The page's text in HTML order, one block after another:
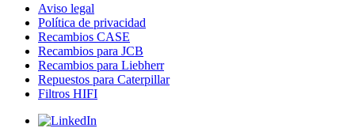
Aviso legal
Política de privacidad
Recambios CASE
Recambios para JCB
Recambios para Liebherr
Repuestos para Caterpillar
Filtros HIFI